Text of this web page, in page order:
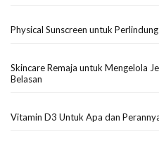
Physical Sunscreen untuk
Skincare Remaja untuk Mengelola
Belasan
Vitamin D3 Untuk Apa dan